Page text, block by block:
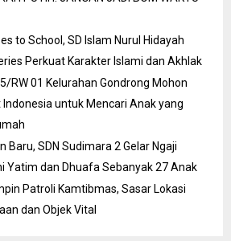
to School, SD Islam Nurul Hidayah
Perkuat Karakter Islami dan Akhlak
RW 01 Kelurahan Gondrong Mohon
untuk Mencari Anak yang
Baru, SDN Sudimara 2 Gelar Ngaji
Yatim dan Dhuafa Sebanyak 27 Anak
Patroli Kamtibmas, Sasar Lokasi
dan Objek Vital